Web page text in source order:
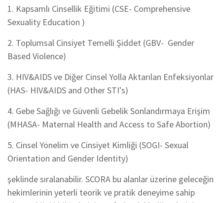
1. Kapsamlı Cinsellik Eğitimi (CSE- Comprehensive
Sexuality Education )
2. Toplumsal Cinsiyet Temelli Şiddet (GBV- Gender
Based Violence)
3. HIV&AIDS ve Diğer Cinsel Yolla Aktarılan Enfeksiyonlar
(HAS- HIV&AIDS and Other STI's)
4. Gebe Sağlığı ve Güvenli Gebelik Sonlandırmaya Erişim
(MHASA- Maternal Health and Access to Safe Abortion)
5. Cinsel Yönelim ve Cinsiyet Kimliği (SOGI- Sexual
Orientation and Gender Identity)
şeklinde sıralanabilir. SCORA bu alanlar üzerine geleceğin
hekimlerinin yeterli teorik ve pratik deneyime sahip